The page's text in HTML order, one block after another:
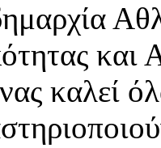
καλεί